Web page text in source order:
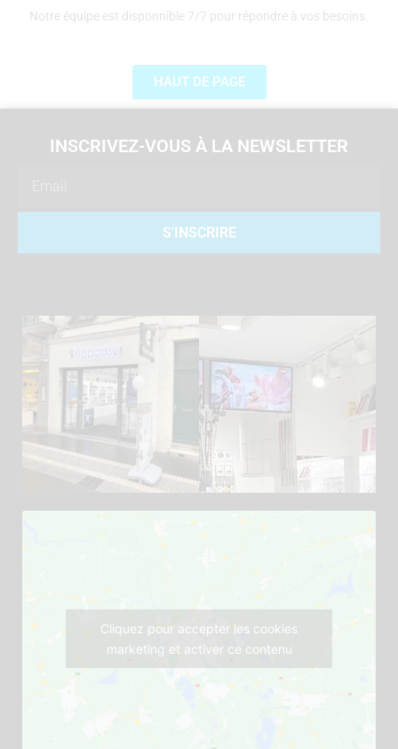
Notre équipe est disponnible 7/7 pour répondre à vos besoins.
HAUT DE PAGE
INSCRIVEZ-VOUS À LA NEWSLETTER
S'INSCRIRE
Cliquez pour accepter les cookies
marketing et activer ce contenu